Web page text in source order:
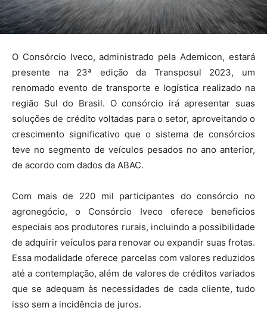
O Consórcio Iveco, administrado pela Ademicon, estará
presente na 23ª edição da Transposul 2023, um
renomado evento de transporte e logística realizado na
região Sul do Brasil. O consórcio irá apresentar suas
soluções de crédito voltadas para o setor, aproveitando o
crescimento significativo que o sistema de consórcios
teve no segmento de veículos pesados no ano anterior,
de acordo com dados da ABAC.
Com mais de 220 mil participantes do consórcio no
agronegócio, o Consórcio Iveco oferece benefícios
especiais aos produtores rurais, incluindo a possibilidade
de adquirir veículos para renovar ou expandir suas frotas.
Essa modalidade oferece parcelas com valores reduzidos
até a contemplação, além de valores de créditos variados
que se adequam às necessidades de cada cliente, tudo
isso sem a incidência de juros.